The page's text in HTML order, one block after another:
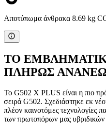
Αποτύπωμα άνθρακα 8.69 kg
ΤΟ
ΠΛΗΡΩΣ
Το G502 X PLUS είναι η πιο
σειρά G502. Σχεδιάστηκε εκ
πλέον καινοτόμες τεχνολογίες
των πρωτοπόρων μας